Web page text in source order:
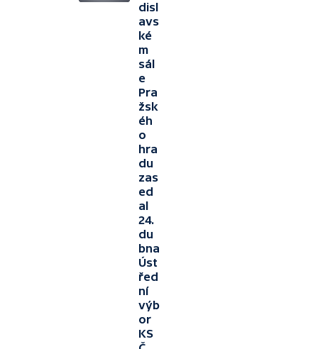
disl
avs
ké
m
sál
e
Pra
žsk
éh
o
hra
du
zas
ed
al
24.
du
bna
Úst
řed
ní
výb
or
KS